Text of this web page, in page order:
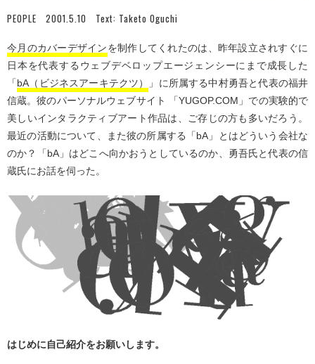
PEOPLE 2001.5.10 Text: Taketo Oguchi
今月のカバーデザインを制作してくれたのは、昨年設立されすぐに
日本を代表するウェブデベロップエージェンシーにまで成長した
「bA（ビジネスアーキテクツ）
」に所属する中村勇吾と代表の福井
信蔵。彼のパーソナルウェブサイト 「YUGOP.COM」での実験的で
美しいインタラクティブアート作品は、ご存じの方も多いだろう。
最近の活動について、また彼の所属する「bA」とはどういう会社な
のか？「bA」はどこへ向かおうとしているのか、勇吾氏と代表の信
蔵氏にお話を伺った。
はじめに自己紹介をお願いします。